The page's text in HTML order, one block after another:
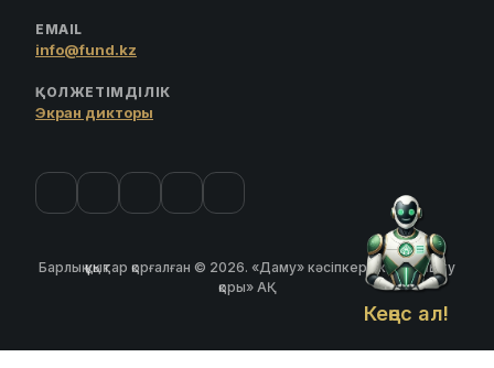
Кеңес ал!
EMAIL
info@fund.kz
ҚОЛЖЕТІМДІЛІК
Экран дикторы
Барлық құқықтар қорғалған © 2026. «Даму» кәсіпкерлікті дамыту
қоры» АҚ